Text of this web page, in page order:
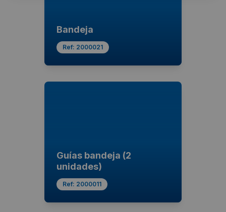
Bandeja
Ref: 2000021
Guías bandeja (2
unidades)
Ref: 2000011